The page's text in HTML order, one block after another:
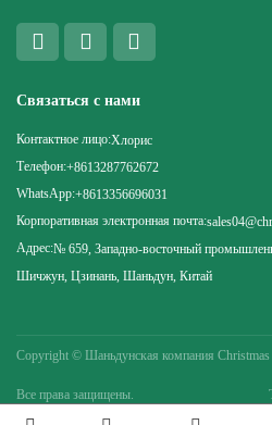
Связаться с нами
Контактное лицо:Хлорис
Телефон:+8613287762672
WhatsApp:+8613356696031
Корпоративная электронная почта:
Адрес:№ 659, Западно-восточный
Шичжун, Цзинань, Шаньдун, Китай
Copyright © Шаньдунская компания
Все права защищены.